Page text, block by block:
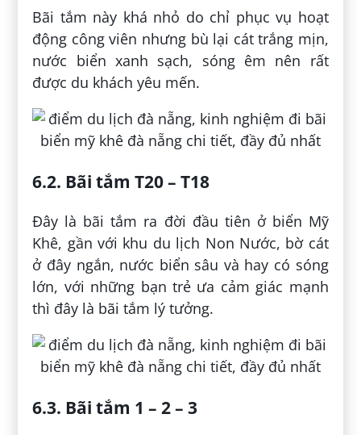
Bãi tắm này khá nhỏ do chỉ phục vụ hoạt
động công viên nhưng bù lại cát trắng mịn,
nước biển xanh sạch, sóng êm nên rất
được du khách yêu mến.
6.2. Bãi tắm T20 – T18
Đây là bãi tắm ra đời đầu tiên ở biển Mỹ
Khê, gần với khu du lịch Non Nước, bờ cát
ở đây ngắn, nước biển sâu và hay có sóng
lớn, với những bạn trẻ ưa cảm giác mạnh
thì đây là bãi tắm lý tưởng.
6.3. Bãi tắm 1 – 2 – 3